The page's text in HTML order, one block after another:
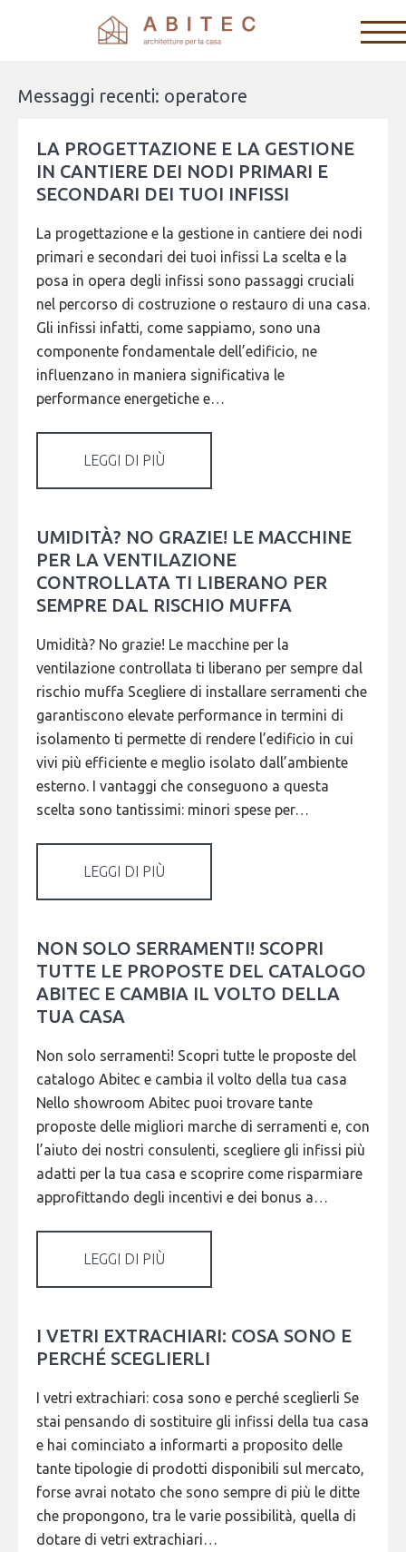
Messaggi recenti: operatore
LA PROGETTAZIONE E LA GESTIONE
IN CANTIERE DEI NODI PRIMARI E
SECONDARI DEI TUOI INFISSI
La progettazione e la gestione in cantiere dei nodi
primari e secondari dei tuoi infissi La scelta e la
posa in opera degli infissi sono passaggi cruciali
nel percorso di costruzione o restauro di una casa.
Gli infissi infatti, come sappiamo, sono una
componente fondamentale dell’edificio, ne
influenzano in maniera significativa le
performance energetiche e…
LEGGI DI PIÙ
UMIDITÀ? NO GRAZIE! LE MACCHINE
PER LA VENTILAZIONE
CONTROLLATA TI LIBERANO PER
SEMPRE DAL RISCHIO MUFFA
Umidità? No grazie! Le macchine per la
ventilazione controllata ti liberano per sempre dal
rischio muffa Scegliere di installare serramenti che
garantiscono elevate performance in termini di
isolamento ti permette di rendere l’edificio in cui
vivi più efficiente e meglio isolato dall’ambiente
esterno. I vantaggi che conseguono a questa
scelta sono tantissimi: minori spese per…
LEGGI DI PIÙ
NON SOLO SERRAMENTI! SCOPRI
TUTTE LE PROPOSTE DEL CATALOGO
ABITEC E CAMBIA IL VOLTO DELLA
TUA CASA
Non solo serramenti! Scopri tutte le proposte del
catalogo Abitec e cambia il volto della tua casa
Nello showroom Abitec puoi trovare tante
proposte delle migliori marche di serramenti e, con
l’aiuto dei nostri consulenti, scegliere gli infissi più
adatti per la tua casa e scoprire come risparmiare
approfittando degli incentivi e dei bonus a…
LEGGI DI PIÙ
I VETRI EXTRACHIARI: COSA SONO E
PERCHÉ SCEGLIERLI
I vetri extrachiari: cosa sono e perché sceglierli Se
stai pensando di sostituire gli infissi della tua casa
e hai cominciato a informarti a proposito delle
tante tipologie di prodotti disponibili sul mercato,
forse avrai notato che sono sempre di più le ditte
che propongono, tra le varie possibilità, quella di
dotare di vetri extrachiari…